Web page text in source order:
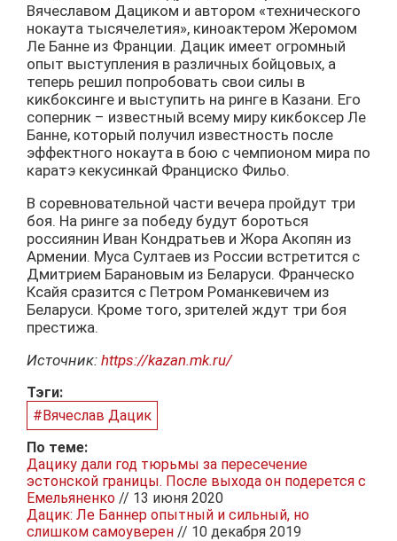
Вячеславом Дациком и автором «технического
нокаута тысячелетия», киноактером Жеромом
Ле Банне из Франции. Дацик имеет огромный
опыт выступления в различных бойцовых, а
теперь решил попробовать свои силы в
кикбоксинге и выступить на ринге в Казани. Его
соперник – известный всему миру кикбоксер Ле
Банне, который получил известность после
эффектного нокаута в бою с чемпионом мира по
каратэ кекусинкай Франциско Фильо.
В соревновательной части вечера пройдут три
боя. На ринге за победу будут бороться
россиянин Иван Кондратьев и Жора Акопян из
Армении. Муса Султаев из России встретится с
Дмитрием Барановым из Беларуси. Франческо
Ксайя сразится с Петром Романкевичем из
Беларуси. Кроме того, зрителей ждут три боя
престижа.
Источник: https://kazan.mk.ru/
Тэги:
#Вячеслав Дацик
По теме:
Дацику дали год тюрьмы за пересечение
эстонской границы. После выхода он подерется с
Емельяненко // 13 июня 2020
Дацик: Ле Баннер опытный и сильный, но
слишком самоуверен // 10 декабря 2019